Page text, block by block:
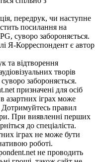
передрук, чи наступне
посилання на
суворо забороняється.
Я-Корреспондент є автор
та відтворення
творів
забороняється.
призначені для осіб
азартних іграх може
Дотримуйтесь правил
При виявленні перших
до спеціаліста.
іграх не може бути
роботі.
не проводить